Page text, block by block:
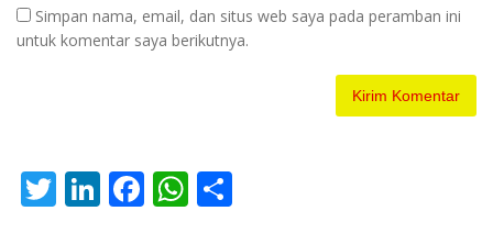
Simpan nama, email, dan situs web saya pada peramban ini
untuk komentar saya berikutnya.
T Li F W